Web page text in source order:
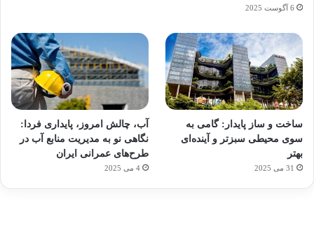
6 آگوست 2025
ساخت و ساز پایدار: گامی به
سوی محیطی سبزتر و آینده‌ای
بهتر
31 می 2025
آب، چالش امروز، پایداری فردا:
نگاهی نو به مدیریت منابع آب در
طرح‌های عمرانی ایران
4 می 2025
آماده
برای
کشف
توسط
ژاکت
در
ی سفر
مجازی
…
توسط
ورزش
با
ساعت
هوشمند
عکاسی
با طعم
توسط
ژاکت
در
هدفون
های
2023
توسط
ژاکت